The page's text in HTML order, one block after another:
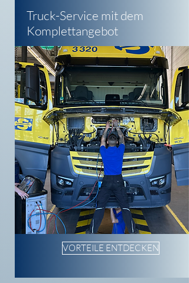
Truck-Service mit dem
Komplettangebot
VORTEILE ENTDECKEN